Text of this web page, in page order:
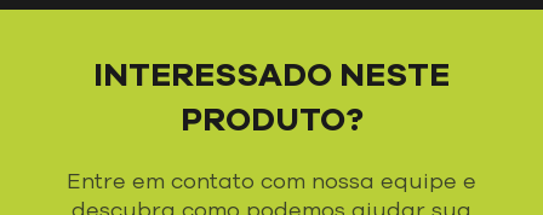
INTERESSADO NESTE
PRODUTO?
Entre em contato com nossa equipe e